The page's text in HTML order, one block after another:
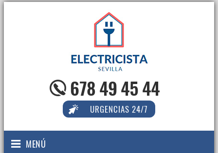
678 49 45 44
URGENCIAS 24/7
MENÚ